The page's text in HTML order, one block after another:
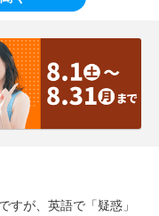
すが、英語で「疑惑」